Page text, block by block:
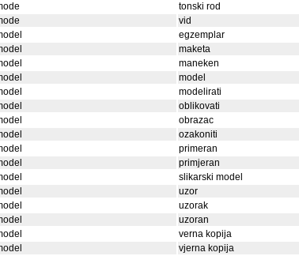
tonski rod
vid
egzemplar
maketa
maneken
model
modelirati
oblikovati
obrazac
ozakoniti
primeran
primjeran
slikarski model
uzor
uzorak
uzoran
verna kopija
vjerna kopija